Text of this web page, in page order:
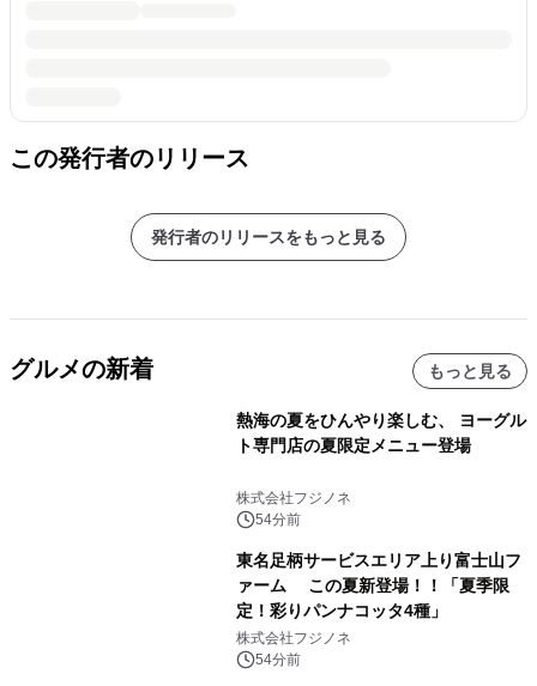
この発行者のリリース
発行者のリリースをもっと見る
グルメの新着 もっと見る
熱海の夏をひんやり楽しむ、 ヨーグル
ト専門店の夏限定メニュー登場
株式会社フジノネ
54分前
東名足柄サービスエリア上り富士山フ
ァーム この夏新登場！！「夏季限
定！彩りパンナコッタ4種」
株式会社フジノネ
54分前